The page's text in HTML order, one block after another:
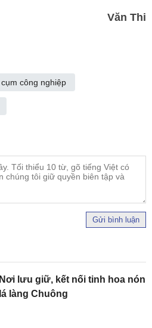
Văn Thi
cụm công nghiệp
Gửi bình luận
Nơi lưu giữ, kết nối tinh hoa nón
lá làng Chuông